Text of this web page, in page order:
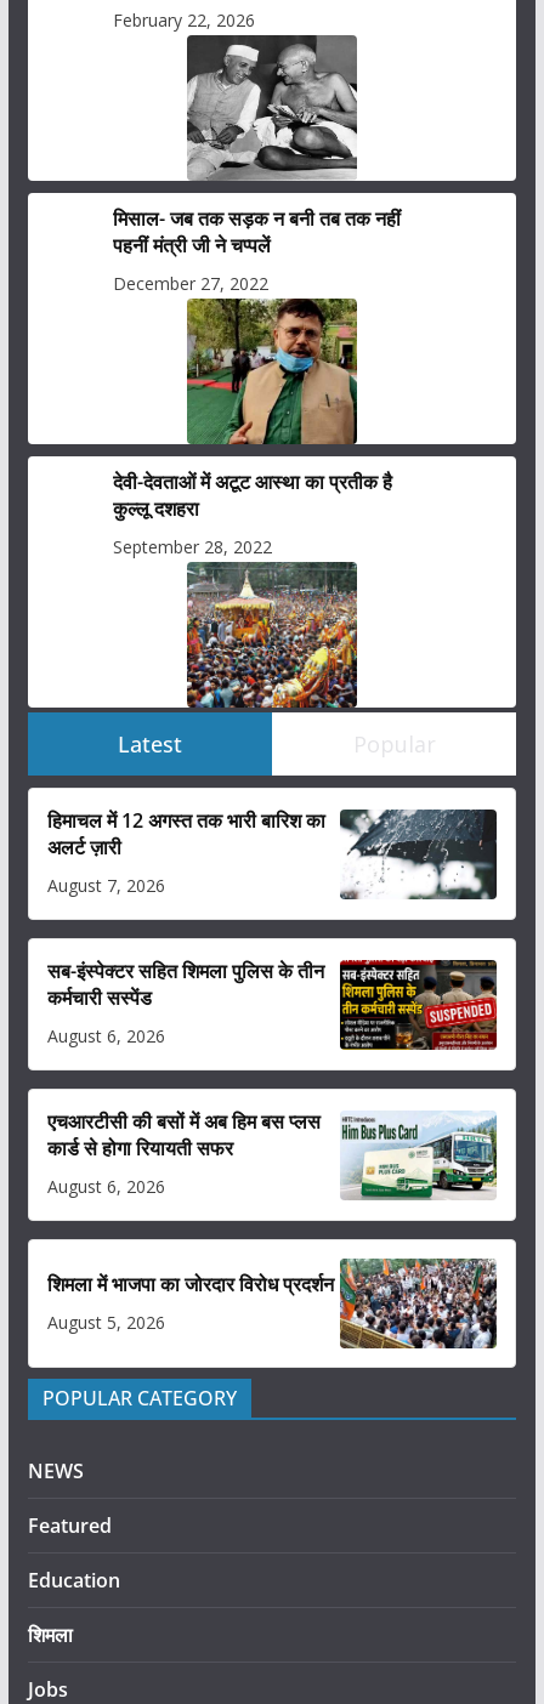
February 22, 2026
मिसाल- जब तक सड़क न बनी तब तक नहीं
पहनीं मंत्री जी ने चप्पलें
December 27, 2022
देवी-देवताओं में अटूट आस्था का प्रतीक है
कुल्लू दशहरा
September 28, 2022
Latest Popular
हिमाचल में 12 अगस्त तक भारी बारिश का
अलर्ट ज़ारी
August 7, 2026
सब-इंस्पेक्टर सहित शिमला पुलिस के तीन
कर्मचारी सस्पेंड
August 6, 2026
एचआरटीसी की बसों में अब हिम बस प्लस
कार्ड से होगा रियायती सफर
August 6, 2026
शिमला में भाजपा का जोरदार विरोध प्रदर्शन
August 5, 2026
POPULAR CATEGORY
NEWS
Featured
Education
शिमला
Jobs